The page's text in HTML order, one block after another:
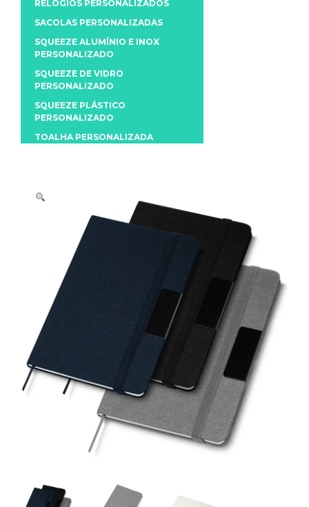
RELÓGIOS PERSONALIZADOS
SACOLAS PERSONALIZADAS
SQUEEZE ALUMÍNIO E INOX
PERSONALIZADO
SQUEEZE DE VIDRO
PERSONALIZADO
SQUEEZE PLÁSTICO
PERSONALIZADO
TOALHA PERSONALIZADA